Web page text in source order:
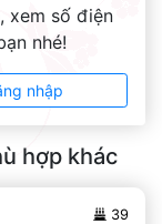
xem số điện
nhé!
nhập
hợp khác
39